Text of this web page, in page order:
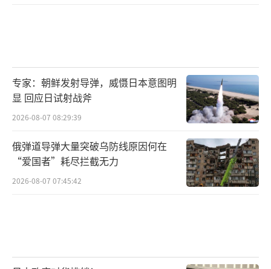
专家：朝鲜发射导弹，威慑日本意图明
显 回应日试射战斧
2026-08-07 08:29:39
俄弹道导弹大量突破乌防线原因何在
“爱国者”耗尽拦截无力
2026-08-07 07:45:42